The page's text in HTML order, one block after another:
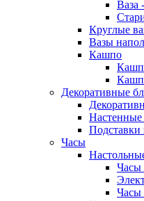
Ваза
Круглые
Вазы
Кашпо
Декоративные
Настенные
Подставки
Часы
Часы
Часы